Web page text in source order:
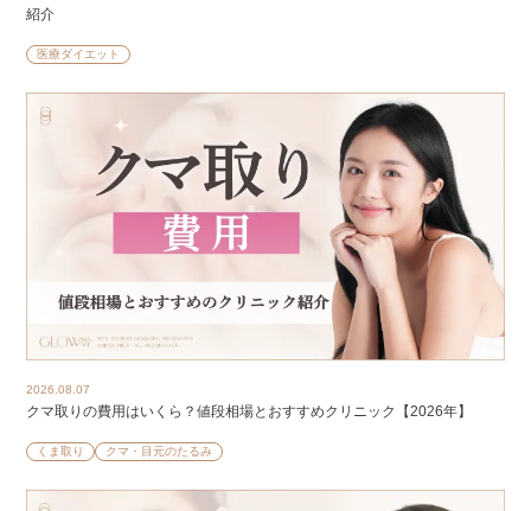
紹介
医療ダイエット
2026.08.07
クマ取りの費用はいくら？値段相場とおすすめクリニック【2026年】
くま取り クマ・目元のたるみ